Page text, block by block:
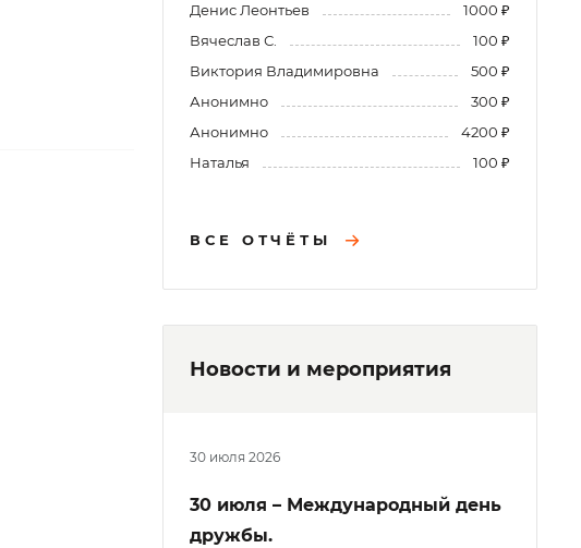
Денис Леонтьев
1000 ₽
Вячеслав С.
100 ₽
Виктория Владимировна
500 ₽
Анонимно
300 ₽
Анонимно
4200 ₽
Наталья
100 ₽
ВСЕ ОТЧЁТЫ
Новости и мероприятия
30 июля 2026
30 июля – Международный день
дружбы.